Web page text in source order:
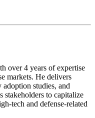
over 4 years of expertise
markets. He delivers
adoption studies, and
stakeholders to capitalize
tech and defense-related